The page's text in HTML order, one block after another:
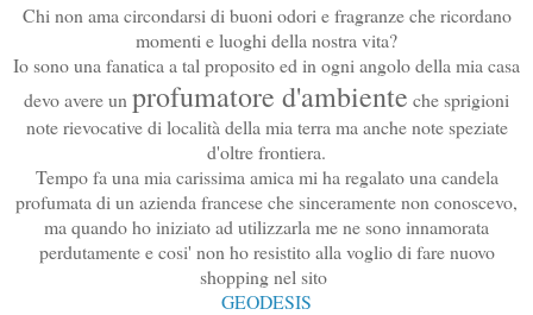
Chi non ama circondarsi di buoni odori e fragranze che ricordano
momenti e luoghi della nostra vita?
Io sono una fanatica a tal proposito ed in ogni angolo della mia casa
devo avere un profumatore d'ambiente che sprigioni
note rievocative di località della mia terra ma anche note speziate
d'oltre frontiera.
Tempo fa una mia carissima amica mi ha regalato una candela
profumata di un azienda francese che sinceramente non conoscevo,
ma quando ho iniziato ad utilizzarla me ne sono innamorata
perdutamente e cosi' non ho resistito alla voglio di fare nuovo
shopping nel sito
GEODESIS